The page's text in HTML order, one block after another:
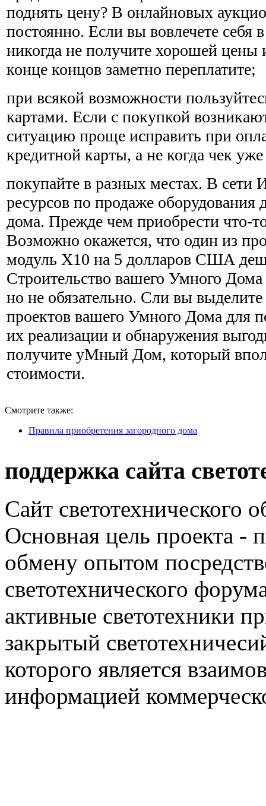
поднять цену? В онлайновых
постоянно. Если вы вовлечете себя
никогда не получите хорошей цены
конце концов заметно переплатите;
при всякой возможности
картами. Если с покупкой
ситуацию проще исправить при
кредитной карты, а не когда чек
покупайте в разных местах. В сети
ресурсов по прода­же оборудования
дома. Прежде чем приобрести что-
Возможно окажется, что один из
модуль Х10 на 5 долларов США
Строительство вашего Умного
но не обязательно. Сли вы
проектов вашего Умного Дома для
их реализации и обнаружения
получите уМный Дом, который
стоимости.
Смотрите также:
Правила приобретения загородного дома
поддержка сайта
Сайт светотехнического
Основная цель проекта -
обмену опытом
светотехнического
активные светотехники
закрытый
которого является
информацией